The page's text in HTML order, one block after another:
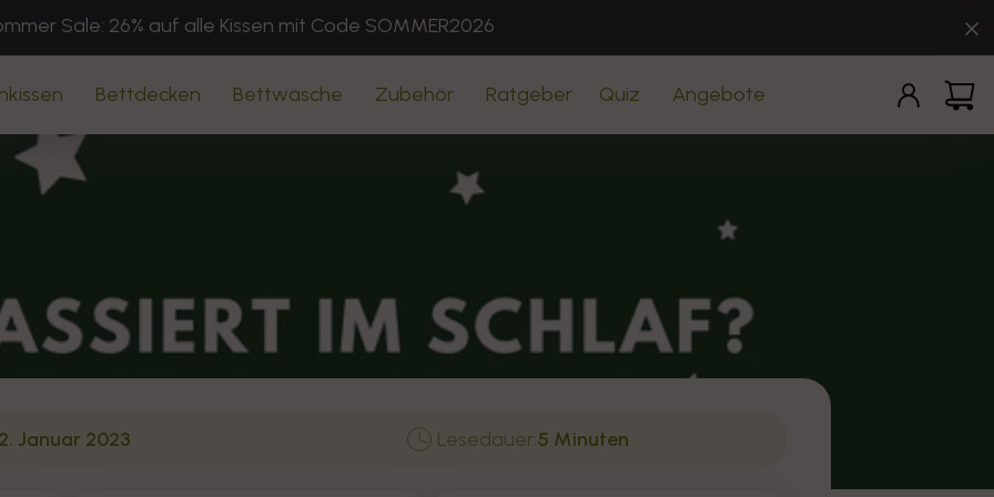
Sale: 26% auf alle Kissen mit Code SOMMER2026
Bettdecken Bettwäsche Zubehör Ratgeber Quiz Angebote Einloggen
2. Januar 2023 Lesedauer:5 Minuten